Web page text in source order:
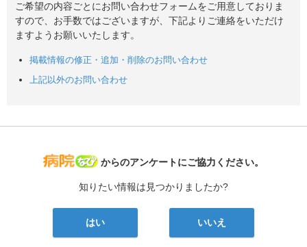
ご希望の内容ごとにお問い合わせフォームをご用意しておりま
すので、お手数ではございますが、下記よりご連絡をいただけ
ますようお願いいたします。
掲載情報の修正・追加・削除のお問い合わせ
上記以外のお問い合わせ
病院なび
からのアンケートにご協力ください。
知りたい情報は見つかりましたか?
はい いいえ